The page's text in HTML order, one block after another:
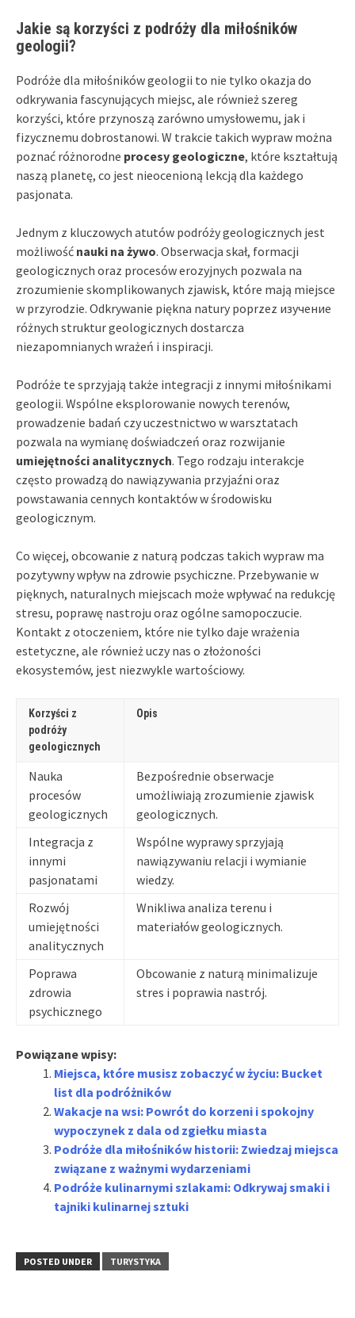
Jakie są korzyści z podróży dla miłośników
geologii?
Podróże dla miłośników geologii to nie tylko okazja do
odkrywania fascynujących miejsc, ale również szereg
korzyści, które przynoszą zarówno umysłowemu, jak i
fizycznemu dobrostanowi. W trakcie takich wypraw można
poznać różnorodne procesy geologiczne, które kształtują
naszą planetę, co jest nieocenioną lekcją dla każdego
pasjonata.
Jednym z kluczowych atutów podróży geologicznych jest
możliwość nauki na żywo. Obserwacja skał, formacji
geologicznych oraz procesów erozyjnych pozwala na
zrozumienie skomplikowanych zjawisk, które mają miejsce
w przyrodzie. Odkrywanie piękna natury poprzez изучение
różnych struktur geologicznych dostarcza
niezapomnianych wrażeń i inspiracji.
Podróże te sprzyjają także integracji z innymi miłośnikami
geologii. Wspólne eksplorowanie nowych terenów,
prowadzenie badań czy uczestnictwo w warsztatach
pozwala na wymianę doświadczeń oraz rozwijanie
umiejętności analitycznych. Tego rodzaju interakcje
często prowadzą do nawiązywania przyjaźni oraz
powstawania cennych kontaktów w środowisku
geologicznym.
Co więcej, obcowanie z naturą podczas takich wypraw ma
pozytywny wpływ na zdrowie psychiczne. Przebywanie w
pięknych, naturalnych miejscach może wpływać na redukcję
stresu, poprawę nastroju oraz ogólne samopoczucie.
Kontakt z otoczeniem, które nie tylko daje wrażenia
estetyczne, ale również uczy nas o złożoności
ekosystemów, jest niezwykle wartościowy.
Korzyści z
podróży
geologicznych
Opis
Nauka
procesów
geologicznych
Bezpośrednie obserwacje
umożliwiają zrozumienie zjawisk
geologicznych.
Integracja z
innymi
pasjonatami
Wspólne wyprawy sprzyjają
nawiązywaniu relacji i wymianie
wiedzy.
Rozwój
umiejętności
analitycznych
Wnikliwa analiza terenu i
materiałów geologicznych.
Poprawa
zdrowia
psychicznego
Obcowanie z naturą minimalizuje
stres i poprawia nastrój.
Powiązane wpisy:
Miejsca, które musisz zobaczyć w życiu: Bucket
list dla podróżników
Wakacje na wsi: Powrót do korzeni i spokojny
wypoczynek z dala od zgiełku miasta
Podróże dla miłośników historii: Zwiedzaj miejsca
związane z ważnymi wydarzeniami
Podróże kulinarnymi szlakami: Odkrywaj smaki i
tajniki kulinarnej sztuki
POSTED UNDER TURYSTYKA